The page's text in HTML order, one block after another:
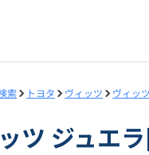
索 トヨタ ヴィッツ ヴィッ
ツ ジュエ